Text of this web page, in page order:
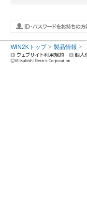
WIN2Kトップ 製品情報